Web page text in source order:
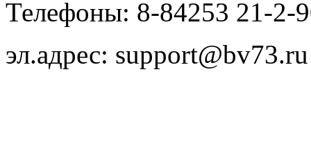
Телефоны: 8-84253 21-2-
эл.адрес: support@bv73.ru